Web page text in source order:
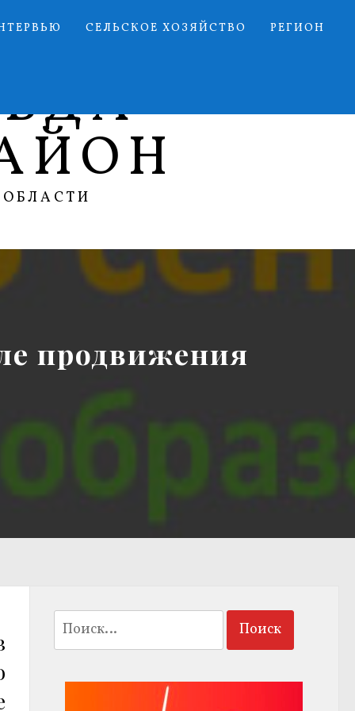
СЕЛЬСКОЕ ХОЗЯЙСТВО РЕГИОН
продвижения
Найти: